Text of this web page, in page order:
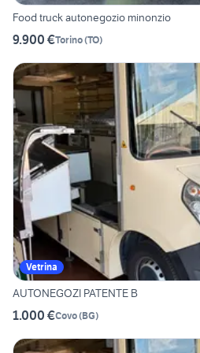
Food truck autonegozio minonzio
9.900 €Torino(TO)
Vetrina
AUTONEGOZI PATENTE B
1.000 €Covo(BG)